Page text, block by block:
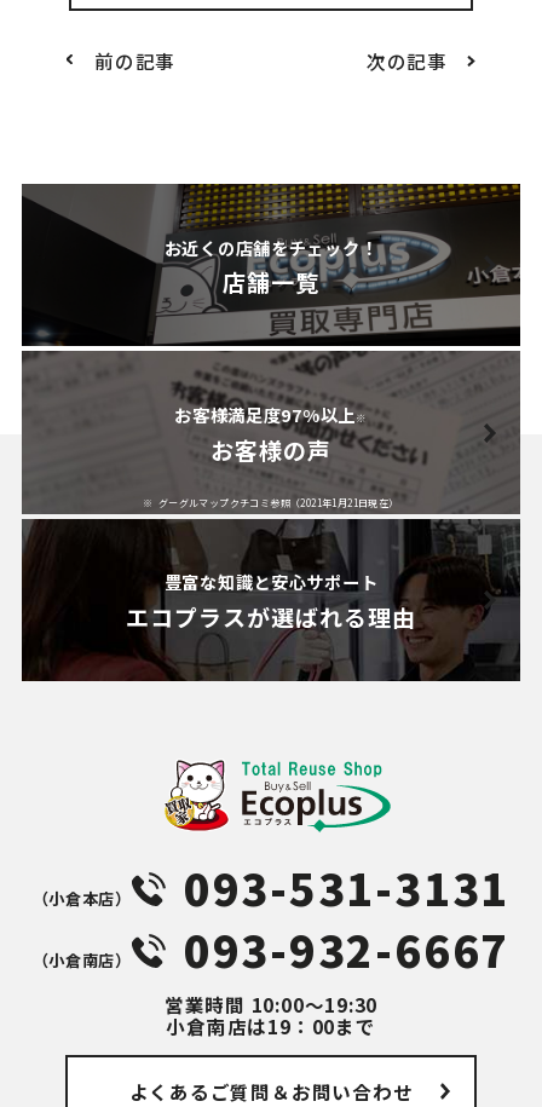
前の記事 次の記事
お近くの店舗をチェック！
店舗一覧
お客様満足度97%以上※
お客様の声
グーグルマップクチコミ参照（2021年1月21日現在）
豊富な知識と安心サポート
エコプラスが選ばれる理由
（⼩倉本店） 093-531-3131
（⼩倉南店） 093-932-6667
営業時間 10:00～19:30
小倉南店は19：00まで
よくあるご質問 ＆お問い合わせ